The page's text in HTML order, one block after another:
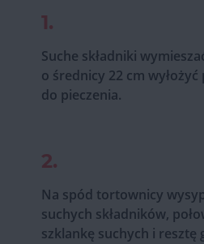
1.
Suche składniki
o średnicy 22 cm
do pieczenia.
2.
Na spód tortownicy
suchych składników,
szklankę suchych i resztę